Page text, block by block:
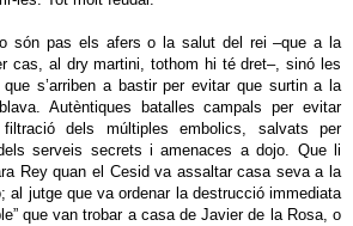
són pas els afers o la salut del rei –que a la
cas, al dry martini, tothom hi té dret–, sinó les
que s’arriben a bastir per evitar que surtin a la
Autèntiques batalles campals per evitar
dels múltiples embolics, salvats per
serveis secrets i amenaces a dojo. Que li
Rey quan el Cesid va assaltar casa seva a la
al jutge que va ordenar la destrucció immediata
que van trobar a casa de Javier de la Rosa, o